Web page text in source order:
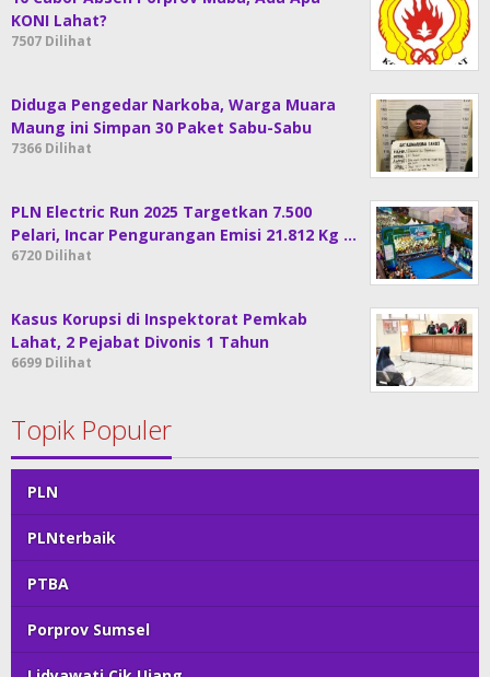
KONI Lahat?
7507 Dilihat
Diduga Pengedar Narkoba, Warga Muara
Maung ini Simpan 30 Paket Sabu-Sabu
7366 Dilihat
PLN Electric Run 2025 Targetkan 7.500
Pelari, Incar Pengurangan Emisi 21.812 Kg …
6720 Dilihat
Kasus Korupsi di Inspektorat Pemkab
Lahat, 2 Pejabat Divonis 1 Tahun
6699 Dilihat
Topik Populer
PLN
PLNterbaik
PTBA
Porprov Sumsel